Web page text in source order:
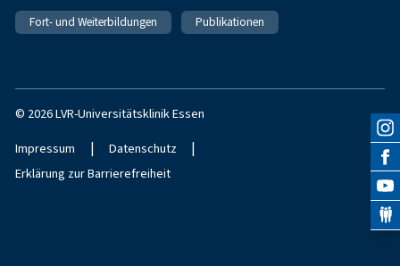
Fort- und Weiterbildungen Publikationen
© 2026 LVR-Universitätsklinik Essen
Impressum | Datenschutz |
Erklärung zur Barrierefreiheit